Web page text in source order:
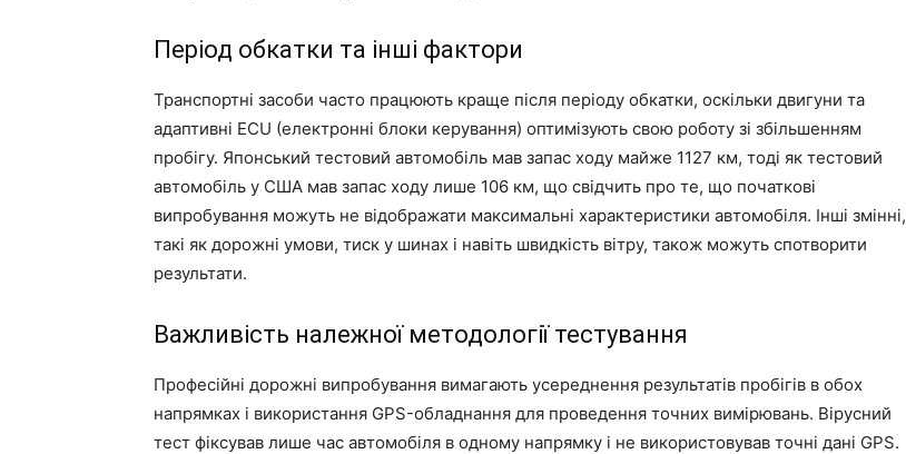
Період обкатки та інші фактори
Транспортні засоби часто працюють краще після періоду обкатки, оскільки двигуни та
адаптивні ECU (електронні блоки керування) оптимізують свою роботу зі збільшенням
пробігу. Японський тестовий автомобіль мав запас ходу майже 1127 км, тоді як тестовий
автомобіль у США мав запас ходу лише 106 км, що свідчить про те, що початкові
випробування можуть не відображати максимальні характеристики автомобіля. Інші змінні,
такі як дорожні умови, тиск у шинах і навіть швидкість вітру, також можуть спотворити
результати.
Важливість належної методології тестування
Професійні дорожні випробування вимагають усереднення результатів пробігів в обох
напрямках і використання GPS-обладнання для проведення точних вимірювань. Вірусний
тест фіксував лише час автомобіля в одному напрямку і не використовував точні дані GPS.